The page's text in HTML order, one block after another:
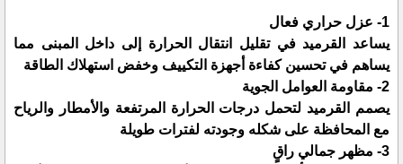
1- عزل حراري فعال
يساعد القرميد في تقليل انتقال الحرارة إلى داخل المبنى مما
يساهم في تحسين كفاءة أجهزة التكييف وخفض استهلاك الطاقة
2- مقاومة العوامل الجوية
يصمم القرميد لتحمل درجات الحرارة المرتفعة والأمطار والرياح
مع المحافظة على شكله وجودته لفترات طويلة
3- مظهر جمالي راقٍ